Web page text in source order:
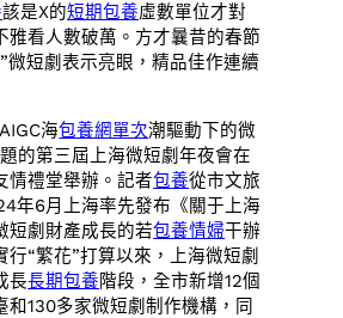
該是X的短期包養虛數單位才對
雅看人數破萬。方才曩昔的春節
微短劇表示亮眼，精品佳作連續
海包養網單次潮驅動下的微
的第三屆上海微短劇年夜會在
情禮堂舉辦。記者包養從市文旅
年6月上海率先發布《關于上海
短劇財產成長的若包養情婦干辦
行“繁花”打算以來，上海微短劇
長長期包養階段，全市新增12個
和130多家微短劇制作機構，同